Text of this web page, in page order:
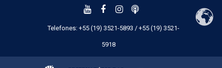
Telefones: +55 (19) 3521-5893 / +55 (19) 3521-
5918